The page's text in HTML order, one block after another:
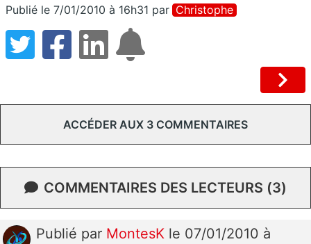
Publié le 7/01/2010 à 16h31 par Christophe
ACCÉDER AUX 3 COMMENTAIRES
COMMENTAIRES DES LECTEURS (3)
Publié par MontesK le 07/01/2010 à